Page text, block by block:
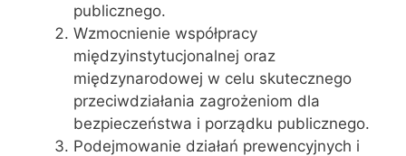
publicznego.
Wzmocnienie współpracy
międzyinstytucjonalnej oraz
międzynarodowej w celu skutecznego
przeciwdziałania zagrożeniom dla
bezpieczeństwa i porządku publicznego.
Podejmowanie działań prewencyjnych i